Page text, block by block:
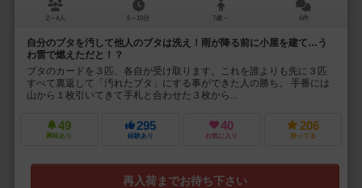
2～4人 5～10分 7歳～ 6件
自分のブタを汚して他人のブタは洗え！雨が降る前に小屋を建て…う
わ雷で燃えただと！？
ブタのカードを３匹、各自が受け取ります。これを誰よりも先に３匹
すべて裏返して「汚れたブタ」にする事ができた人の勝ち。 手番には
山から１枚引いてきて手札と合わせた３枚から...
49
興味あり
295
経験あり
40
お気に入り
206
持ってる
再入荷までお待ち下さい